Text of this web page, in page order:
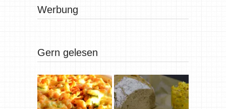
Werbung
Gern gelesen